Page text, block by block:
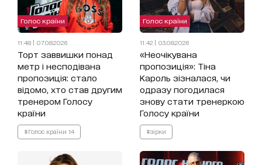
Голос країни
11:48 | 07.08.2026
Торт заввишки понад
метр і несподівана
пропозиція: стало
відомо, хто став другим
тренером Голосу
країни
#Голос країни 14
Голос країни
11:42 | 03.08.2026
«Неочікувана
пропозиція»: Тіна
Кароль зізналася, чи
одразу погодилася
знову стати тренеркою
Голосу країни
#зірки